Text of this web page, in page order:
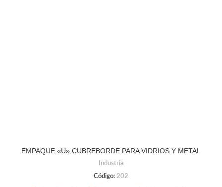
EMPAQUE «U» CUBREBORDE PARA VIDRIOS Y METAL
Industria
Código: 202